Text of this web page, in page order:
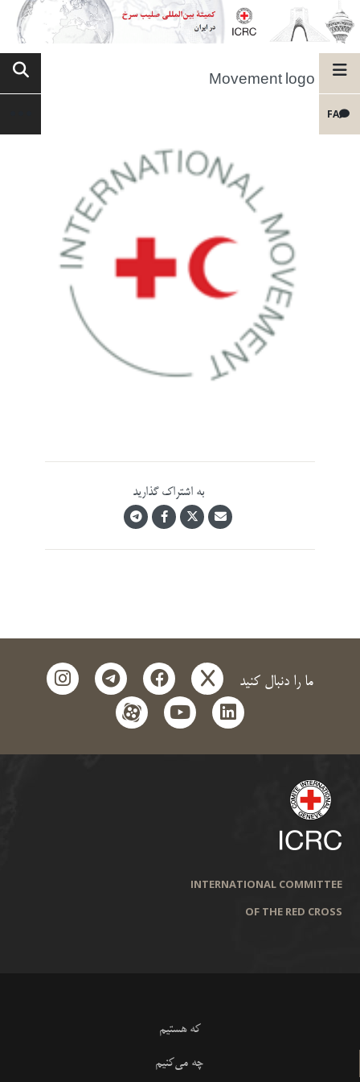
FA
Movement logo
به اشتراک گذارید
ما را دنبال کنید x
facebook
telegram
instagram
linkedin
youtube
aparat
INTERNATIONAL COMMITTEE
OF THE RED CROSS
که هستیم
چه می‌کنیم